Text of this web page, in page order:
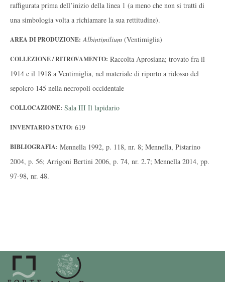
raffigurata prima dell’inizio della linea 1 (a meno che non si tratti di
una simbologia volta a richiamare la sua rettitudine).
AREA DI PRODUZIONE: Albintimilium (Ventimiglia)
COLLEZIONE / RITROVAMENTO: Raccolta Aprosiana; trovato fra il
1914 e il 1918 a Ventimiglia, nel materiale di riporto a ridosso del
sepolcro 145 nella necropoli occidentale
COLLOCAZIONE: Sala III Il lapidario
INVENTARIO STATO: 619
BIBLIOGRAFIA: Mennella 1992, p. 118, nr. 8; Mennella, Pistarino
2004, p. 56; Arrigoni Bertini 2006, p. 74, nr. 2.7; Mennella 2014, pp.
97-98, nr. 48.